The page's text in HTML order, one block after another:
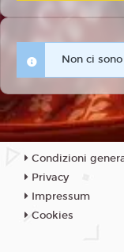
Non ci
Condizioni
Privacy
Impressum
Cookies